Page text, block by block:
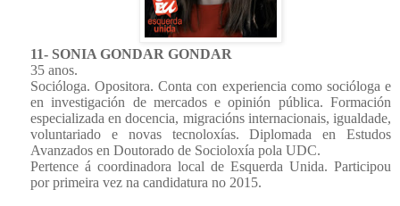
11- SONIA GONDAR GONDAR
35 anos.
Socióloga. Opositora. Conta con experiencia como socióloga e
en investigación de mercados e opinión pública. Formación
especializada en docencia, migracións internacionais, igualdade,
voluntariado e novas tecnoloxías. Diplomada en Estudos
Avanzados en Doutorado de Socioloxía pola UDC.
Pertence á coordinadora local de Esquerda Unida. Participou
por primeira vez na candidatura no 2015.